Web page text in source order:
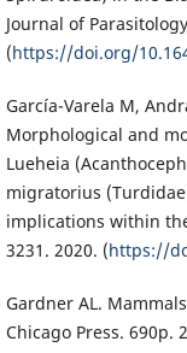
Journal of
(https://doi.org/
García-Varela M,
Morphological and
Lueheia
migratorius
implications within
3231. 2020. (https://
Gardner AL.
Chicago Press. 690p.